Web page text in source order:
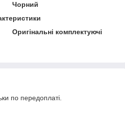
Чорний
Оригінальні комплектуючі
по передоплаті.